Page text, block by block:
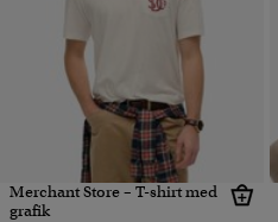
Merchant Store – T-shirt med
grafik